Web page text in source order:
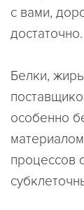
с вами,
Белки,
особенно
процессов